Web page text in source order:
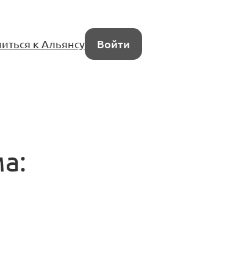
к Альянсу Войти